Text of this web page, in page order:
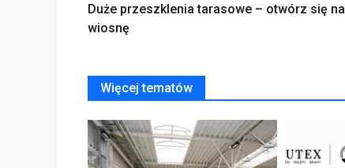
Duże przeszklenia tarasowe – otwórz się na
wiosnę
Więcej tematów